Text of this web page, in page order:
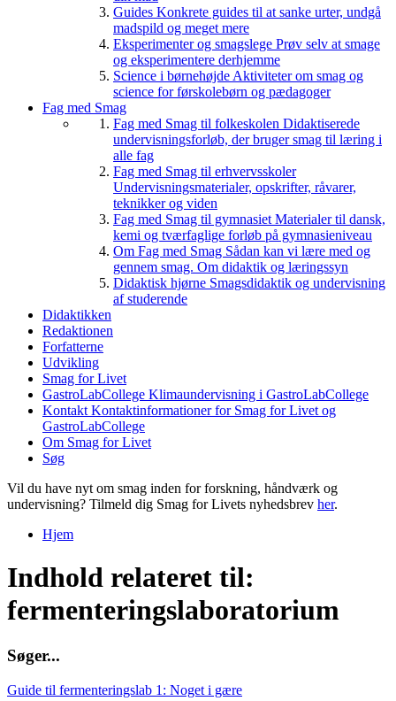
Guides Konkrete guides til at sanke urter, undgå
madspild og meget mere
Eksperimenter og smagslege Prøv selv at smage
og eksperimentere derhjemme
Science i børnehøjde Aktiviteter om smag og
science for førskolebørn og pædagoger
Fag med Smag
Fag med Smag til folkeskolen Didaktiserede
undervisningsforløb, der bruger smag til læring i
alle fag
Fag med Smag til erhvervsskoler
Undervisningsmaterialer, opskrifter, råvarer,
teknikker og viden
Fag med Smag til gymnasiet Materialer til dansk,
kemi og tværfaglige forløb på gymnasieniveau
Om Fag med Smag Sådan kan vi lære med og
gennem smag. Om didaktik og læringssyn
Didaktisk hjørne Smagsdidaktik og undervisning
af studerende
Didaktikken
Redaktionen
Forfatterne
Udvikling
Smag for Livet
GastroLabCollege Klimaundervisning i GastroLabCollege
Kontakt Kontaktinformationer for Smag for Livet og
GastroLabCollege
Om Smag for Livet
Søg
Vil du have nyt om smag inden for forskning, håndværk og
undervisning? Tilmeld dig Smag for Livets nyhedsbrev her.
Hjem
Indhold relateret til:
fermenteringslaboratorium
Søger...
Guide til fermenteringslab 1: Noget i gære